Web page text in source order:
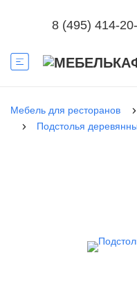
8 (495) 414-
Мебель для ресторанов
Подстолья